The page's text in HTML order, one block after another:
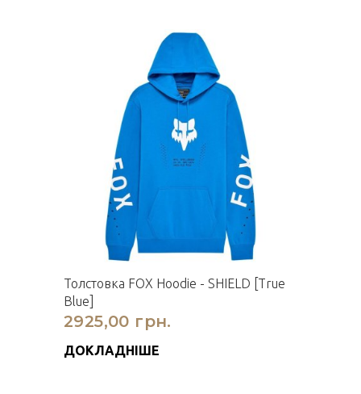
Толстовка FOX Hoodie - SHIELD [True
Blue]
2925,00 грн.
ДОКЛАДНІШЕ